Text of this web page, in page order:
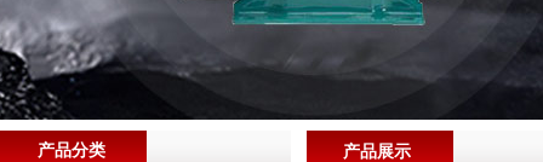
产品展示
产品分类